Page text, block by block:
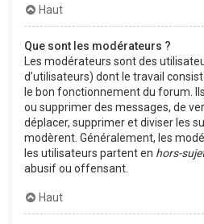
Haut
Que sont les modérateurs ?
Les modérateurs sont des
d’utilisateurs) dont le travail
le bon fonctionnement du forum.
ou supprimer des messages, de
déplacer, supprimer et diviser les
modèrent. Généralement, les
les utilisateurs partent en hors-
abusif ou offensant.
Haut